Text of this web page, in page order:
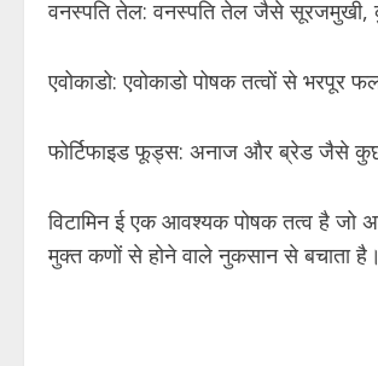
वनस्पति तेल: वनस्पति तेल जैसे सूरजमुखी,
एवोकाडो: एवोकाडो पोषक तत्वों से भरपूर
फोर्टिफाइड फूड्स: अनाज और ब्रेड जैसे कुछ
विटामिन ई एक आवश्यक पोषक तत्व है जो
मुक्त कणों से होने वाले नुकसान से बचाता